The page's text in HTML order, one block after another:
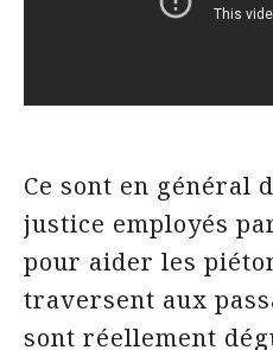
Ce sont en général
justice employés
pour aider les
traversent aux
sont réellement